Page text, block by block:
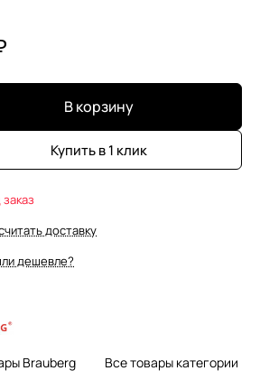
В корзину
Купить в 1 клик
доставку
дешевле?
Brauberg Все товары категории